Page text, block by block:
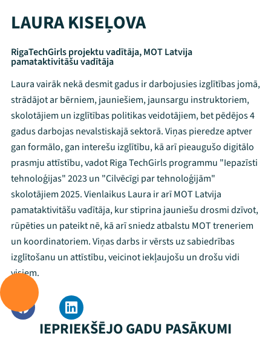
Mana programma
Arhīvs
LAURA KISEĻOVA
RigaTechGirls projektu vadītāja, MOT Latvija
pamataktivitāšu vadītāja
Laura vairāk nekā desmit gadus ir darbojusies izglītības jomā,
strādājot ar bērniem, jauniešiem, jaunsargu instruktoriem,
skolotājiem un izglītības politikas veidotājiem, bet pēdējos 4
gadus darbojas nevalstiskajā sektorā. Viņas pieredze aptver
gan formālo, gan interešu izglītību, kā arī pieaugušo digitālo
prasmju attīstību, vadot Riga TechGirls programmu "Iepazīsti
tehnoloģijas" 2023 un "Cilvēcīgi par tehnoloģijām"
skolotājiem 2025. Vienlaikus Laura ir arī MOT Latvija
pamataktivitāšu vadītāja, kur stiprina jauniešu drosmi dzīvot,
rūpēties un pateikt nē, kā arī sniedz atbalstu MOT treneriem
un koordinatoriem. Viņas darbs ir vērsts uz sabiedrības
izglītošanu un attīstību, veicinot iekļaujošu un drošu vidi
visiem.
IEPRIEKŠĒJO GADU PASĀKUMI